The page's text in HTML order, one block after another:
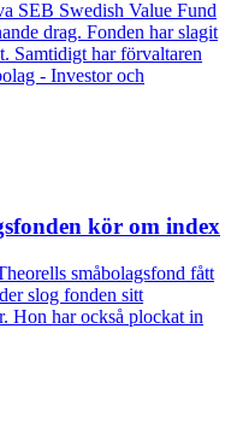
SEB Swedish Value Fund
drag. Fonden har slagit
Samtidigt har förvaltaren
- Investor och
kör om index
småbolagsfond fått
slog fonden sitt
Hon har också plockat in